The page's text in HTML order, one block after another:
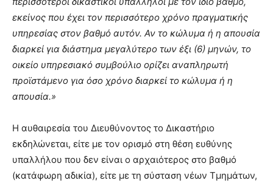
εκείνος που έχει τον περισσότερο χρόνο πραγματικής
υπηρεσίας στον βαθμό αυτόν. Αν το κώλυμα ή η απουσία
διαρκεί για διάστημα μεγαλύτερο των έξι (6) μηνών, το
οικείο υπηρεσιακό συμβούλιο ορίζει αναπληρωτή
προϊστάμενο για όσο χρόνο διαρκεί το κώλυμα ή η
απουσία.»
Η αυθαιρεσία του Διευθύνοντος το Δικαστήριο
εκδηλώνεται, είτε με τον ορισμό στη θέση ευθύνης
υπαλλήλου που δεν είναι ο αρχαιότερος στο βαθμό
(κατάφωρη αδικία), είτε με τη σύσταση νέων Τμημάτων,